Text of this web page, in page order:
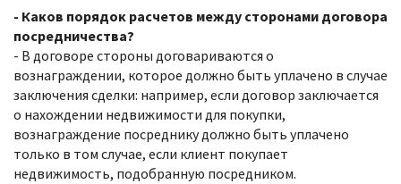
- Каков порядок расчетов между сторонами договора
посредничества?
- В договоре стороны договариваются о
вознаграждении, которое должно быть уплачено в случае
заключения сделки: например, если договор заключается
о нахождении недвижимости для покупки,
вознаграждение посреднику должно быть уплачено
только в том случае, если клиент покупает
недвижимость, подобранную посредником.